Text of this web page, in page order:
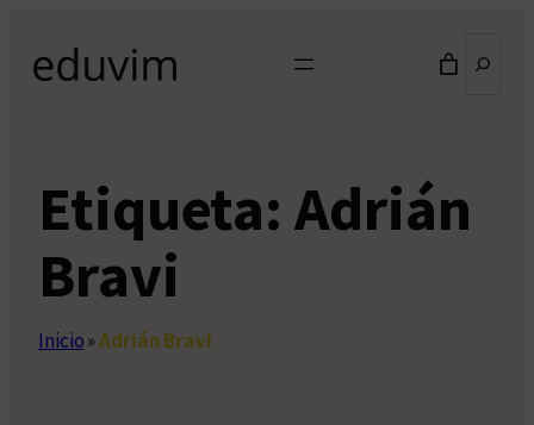
contenido
Etiqueta: Adrián
Bravi
Inicio»Adrián Bravi